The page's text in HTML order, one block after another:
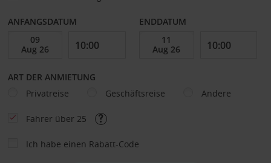
ANFANGSDATUM ENDDATUM
ART DER ANMIETUNG
Privatreise
Geschäftsreise Andere
Fahrer über 25
Ich habe einen Rabatt-Code